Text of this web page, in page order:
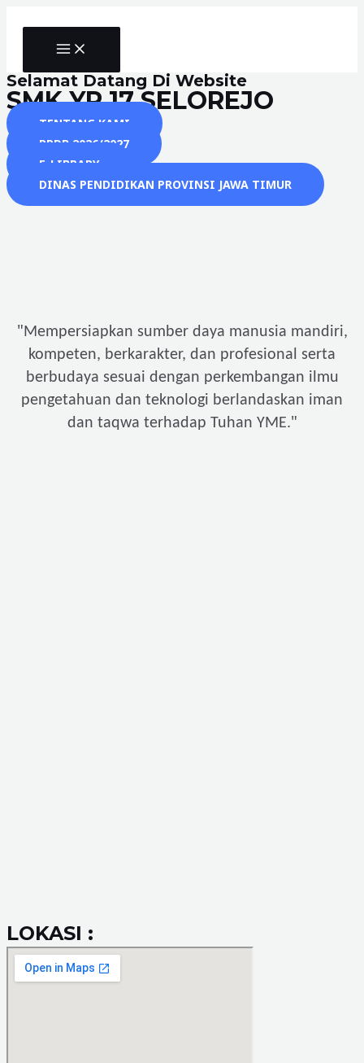
MAIN
MENU
Selamat Datang Di Website
SMK YP 17 SELOREJO
TENTANG KAMI
PPDB 2026/2027
E-LIBRARY
DINAS PENDIDIKAN PROVINSI JAWA TIMUR
"Mempersiapkan sumber daya manusia mandiri,
kompeten, berkarakter, dan profesional serta
berbudaya sesuai dengan perkembangan ilmu
pengetahuan dan teknologi berlandaskan iman
dan taqwa terhadap Tuhan YME."
LOKASI :